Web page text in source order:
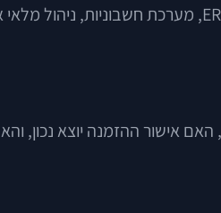
אישור ההזמנה יוצא נכון,